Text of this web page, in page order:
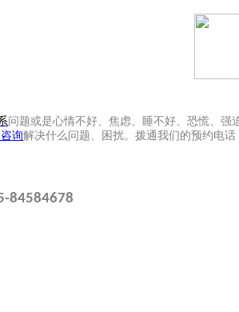
问题或是心情不好、焦虑、睡不好、恐慌、
询解决什么问题、困扰。拨通我们的预约电
84584678